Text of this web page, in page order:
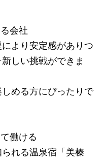
会社
より安定感がありつ
しい挑戦ができま
める方にぴったりで
働ける
れる温泉宿「美榛